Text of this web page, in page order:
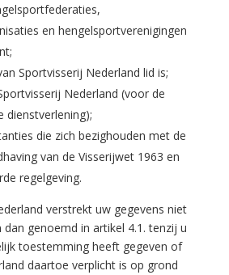
en hengelsportverenigingen
Sportvisserij Nederland lid is;
Nederland (voor de
dienstverlening);
die zich bezighouden met de
van de Visserijwet 1963 en
regelgeving.
verstrekt uw gegevens niet
dan genoemd in artikel 4.1. tenzij u
toestemming heeft gegeven of
daartoe verplicht is op grond